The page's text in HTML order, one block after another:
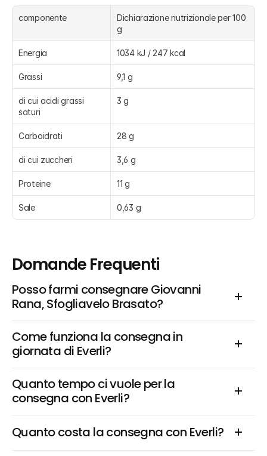
componente
Dichiarazione nutrizionale per 100
g
Energia 1034 kJ / 247 kcal
Grassi 9,1 g
di cui acidi grassi
saturi
3 g
Carboidrati 28 g
di cui zuccheri 3,6 g
Proteine 11 g
Sale 0,63 g
Domande Frequenti
Posso farmi consegnare Giovanni
Rana, Sfogliavelo Brasato?
Come funziona la consegna in
giornata di Everli?
Quanto tempo ci vuole per la
consegna con Everli?
Quanto costa la consegna con Everli?